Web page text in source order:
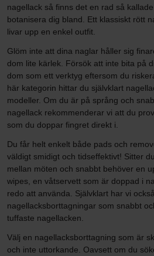
nagellack så finns det en rad så
botanisera dig bland. Ett klassiskt rött
livar upp en enkel outfit.
Glöm inte att dina naglar håller sig
dom lite kärlek. Försök att inte bita på
dom som ett verktyg eftersom du
här kategorin hittar du självklart
modeller. Om du är på språng och
nagellack rekommenderar vi att du
som du doppar fingret direkt i.
Du får helt enkelt både pads och
väldigt smidigt och tidseffektivt! Sitter
mellan möten och snabbt behöver en
wipes, en våtservett som är doppad i
redo att använda. Självklart har vi
nagellacksborttagningar som snabbt
tuffaste nagellacken.
Välj en nagellacksborttagning som är
och inte uttorkande. Oavsett om du